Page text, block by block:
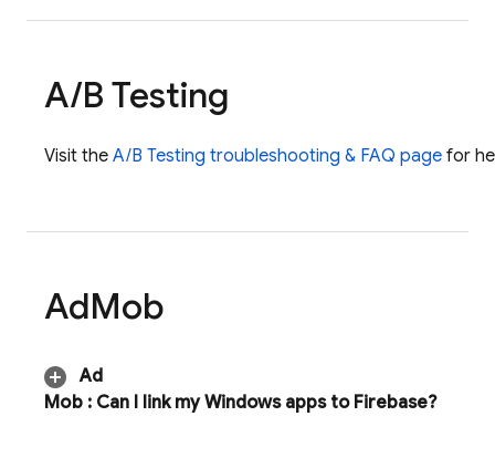
A/B Testing
Visit the A/B Testing troubleshooting & FAQ page for
AdMob
Ad
Mob: Can I link my Windows apps to Firebase?